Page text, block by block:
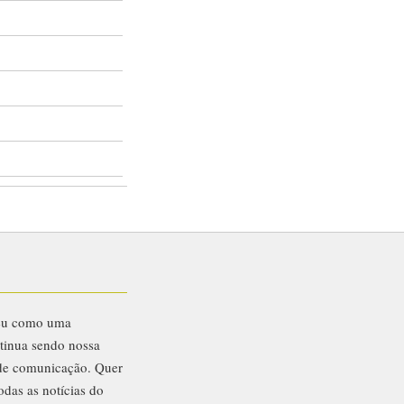
como uma
sendo nossa
comunicação. Quer
as notícias do